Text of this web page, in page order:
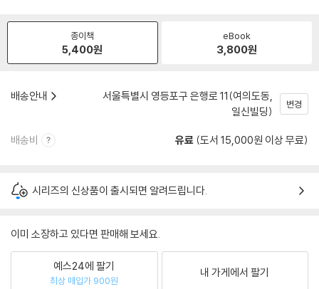
종이책
5,400원
eBook
3,800원
배송안내
서울특별시 영등포구 은행로 11(여의도동,
일신빌딩)
변경
배송비 유료 (도서 15,000원 이상 무료)
시리즈의 신상품이 출시되면 알려드립니다.
이미 소장하고 있다면 판매해 보세요.
예스24에 팔기
최상 매입가 900원
내 가게에서 팔기